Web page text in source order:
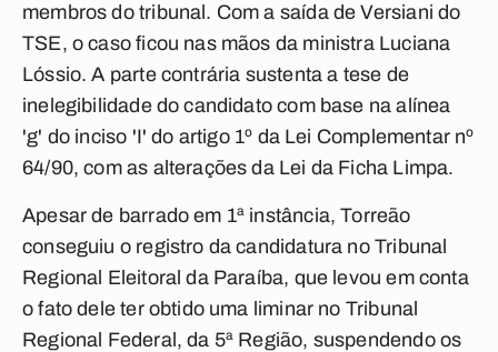
membros do tribunal. Com a saída de Versiani do
TSE, o caso ficou nas mãos da ministra Luciana
Lóssio. A parte contrária sustenta a tese de
inelegibilidade do candidato com base na alínea
'g' do inciso 'I' do artigo 1º da Lei Complementar nº
64/90, com as alterações da Lei da Ficha Limpa.
Apesar de barrado em 1ª instância, Torreão
conseguiu o registro da candidatura no Tribunal
Regional Eleitoral da Paraíba, que levou em conta
o fato dele ter obtido uma liminar no Tribunal
Regional Federal, da 5ª Região, suspendendo os